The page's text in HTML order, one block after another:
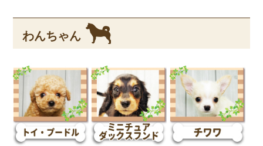
わんちゃん